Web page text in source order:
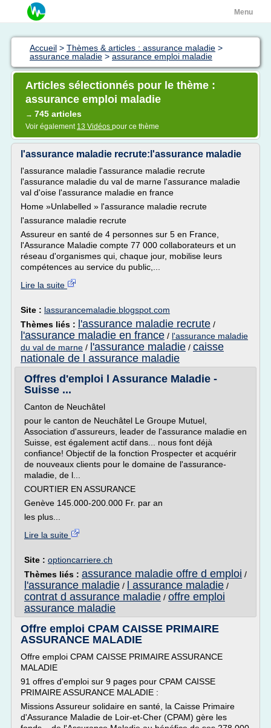
Menu
Accueil > Thèmes & articles : assurance maladie >
assurance maladie > assurance emploi maladie
Articles sélectionnés pour le thème :
assurance emploi maladie
→ 745 articles
Voir également 13 Vidéos pour ce thème
l'assurance maladie recrute:l'assurance maladie
l'assurance maladie l'assurance maladie recrute
l'assurance maladie du val de marne l'assurance maladie
val d'oise l'assurance maladie en france
Home »Unlabelled » l'assurance maladie recrute
l'assurance maladie recrute
Assureur en santé de 4 personnes sur 5 en France,
l'Assurance Maladie compte 77 000 collaborateurs et un
réseau d'organismes qui, chaque jour, mobilise leurs
compétences au service du public,...
Lire la suite
Site : lassurancemaladie.blogspot.com
Thèmes liés :
l'assurance maladie recrute /
l'assurance maladie en france / l'assurance maladie
du val de marne / l'assurance maladie / caisse
nationale de l assurance maladie
Offres d'emploi l Assurance Maladie -
Suisse ...
Canton de Neuchâtel
pour le canton de Neuchâtel Le Groupe Mutuel,
Association d'assureurs, leader de l'assurance maladie en
Suisse, est également actif dans... nous font déjà
confiance! Objectif de la fonction Prospecter et acquérir
de nouveaux clients pour le domaine de l'assurance-
maladie, de l...
COURTIER EN ASSURANCE
Genève 145.000-200.000 Fr. par an
les plus...
Lire la suite
Site : optioncarriere.ch
Thèmes liés : assurance maladie offre d emploi /
l'assurance maladie / l assurance maladie /
contrat d assurance maladie / offre emploi
assurance maladie
Offre emploi CPAM CAISSE PRIMAIRE
ASSURANCE MALADIE
Offre emploi CPAM CAISSE PRIMAIRE ASSURANCE
MALADIE
91 offres d'emploi sur 9 pages pour CPAM CAISSE
PRIMAIRE ASSURANCE MALADIE :
Missions Assureur solidaire en santé, la Caisse Primaire
d'Assurance Maladie de Loir-et-Cher (CPAM) gère les